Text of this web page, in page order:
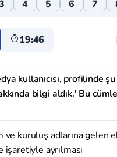
4 5 6 7
19:46
kullanıcısı, profilinde
bilgi aldık.' Bu
ve kuruluş adlarına gelen
işaretiyle ayrılması